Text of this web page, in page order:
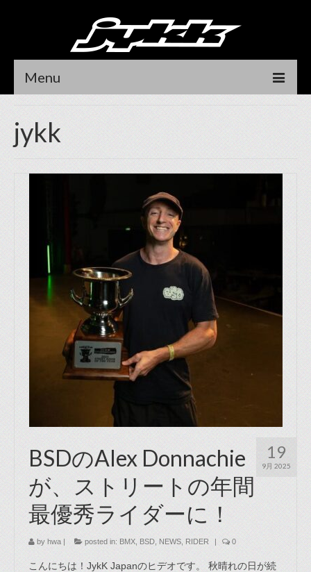
Menu
NEWS
RIDER
DEALER LOGIN
オンラインストア
jykk
19
9月 2025
BSDのAlex Donnachie
が、ストリートの年間
最優秀ライダーに！
by hwa | posted in: BMX BSD NEWS RIDER | 0
こんにちは！JykK Japanのヒデオです。 秋晴れの日が続